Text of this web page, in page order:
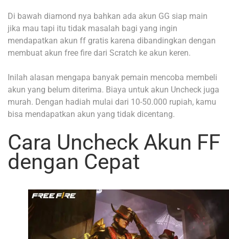
Di bawah diamond nya bahkan ada akun GG siap main
jika mau tapi itu tidak masalah bagi yang ingin
mendapatkan akun ff gratis karena dibandingkan dengan
membuat akun free fire dari Scratch ke akun keren.
Inilah alasan mengapa banyak pemain mencoba membeli
akun yang belum diterima. Biaya untuk akun Uncheck juga
murah. Dengan hadiah mulai dari 10-50.000 rupiah, kamu
bisa mendapatkan akun yang tidak dicentang.
Cara Uncheck Akun FF
dengan Cepat